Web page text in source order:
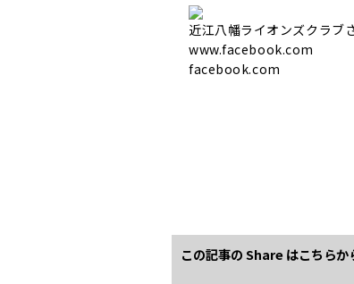
近江八幡ライオンズクラブ
www.facebook.com
facebook.com
この記事の Share はこちらか